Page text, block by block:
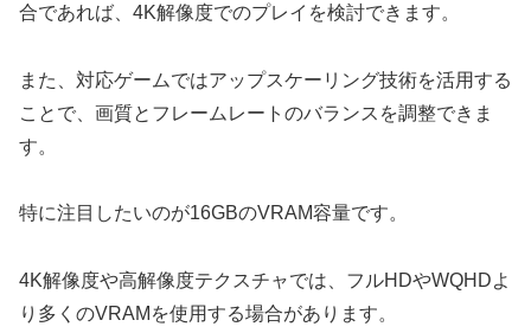
合であれば、4K解像度でのプレイを検討できます。
また、対応ゲームではアップスケーリング技術を活用する
ことで、画質とフレームレートのバランスを調整できま
す。
特に注目したいのが16GBのVRAM容量です。
4K解像度や高解像度テクスチャでは、フルHDやWQHDよ
り多くのVRAMを使用する場合があります。